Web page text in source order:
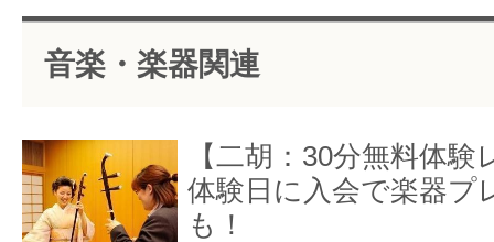
だという。そんな、”デザインの方
てくれる存在が鬼木さんなのだ。
○ もらえる楽器は10年以上使える独自モ
○ 他社と比べてみると断然お得！
音楽・楽器関連
【二胡：30分無料体
体験日に入会で楽器プ
も！